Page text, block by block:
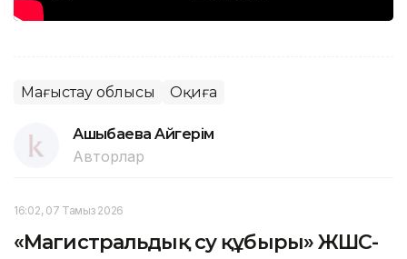
Маңғыстау облысы Оқиға
Ашықбаева Aйгepiм
Авторлар
16:02, 07 Тамыз 2026
«Магистральдық су құбыры» ЖШС-